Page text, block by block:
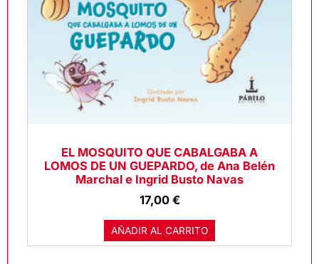
EL MOSQUITO QUE CABALGABA A
LOMOS DE UN GUEPARDO, de Ana Belén
Marchal e Ingrid Busto Navas
17,00 €
AÑADIR AL CARRITO